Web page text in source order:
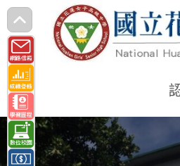
跳
轉
至
主
要
內
容